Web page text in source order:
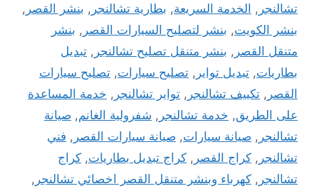
تشالنجر , الخدمة السريعة, بطارية تشالنجر , بنشر القصر ,
بنشر الكويت, بنشر لتصليح السيارات القصر , بنشر
متنقل القصر , بنشر متنقل تصليح تشالنجر , تبديل
بطاريات, تبديل تواير , تصليح سيارات, تصليح سيارات
القصر , تكييف تشالنجر , تواير تشالنجر , خدمة المساعدة
على الطريق, خدمة تشالنجر , شفرولية الغانم, صيانة
تشالنجر , صيانة سيارات, صيانة سيارات القصر , فني
تشالنجر , كراج القصر , كراج تبديل بطاريات, كراج
تشالنجر , كهرباء وبنشر متنقل القصر اخصائي تشالنجر ,